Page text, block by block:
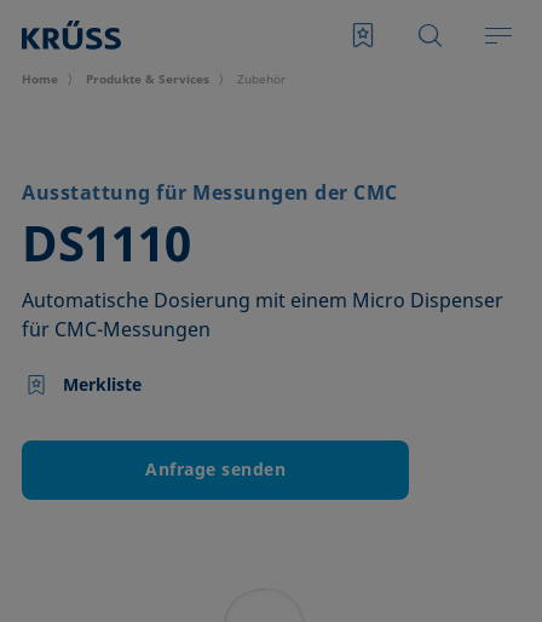
Home Produkte & Services Zubehör
Ausstattung für Messungen der CMC
DS1110
–
Automatische Dosierung mit einem Micro Dispenser
für CMC-Messungen
Merkliste
Anfrage senden